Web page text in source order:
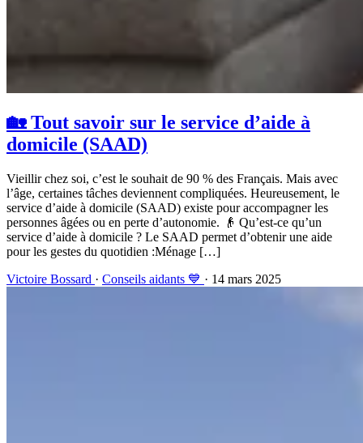
🏡 Tout savoir sur le service d’aide à
domicile (SAAD)
Vieillir chez soi, c’est le souhait de 90 % des Français. Mais avec
l’âge, certaines tâches deviennent compliquées. Heureusement, le
service d’aide à domicile (SAAD) existe pour accompagner les
personnes âgées ou en perte d’autonomie. 👴 Qu’est-ce qu’un
service d’aide à domicile ? Le SAAD permet d’obtenir une aide
pour les gestes du quotidien :Ménage […]
Victoire Bossard · Conseils aidants 💙 · 14 mars 2025